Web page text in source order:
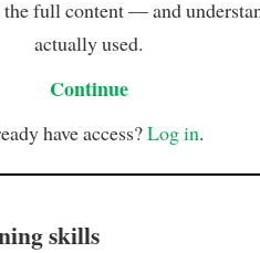
the full content — and
actually used.
Continue
have access?Log in.
skills